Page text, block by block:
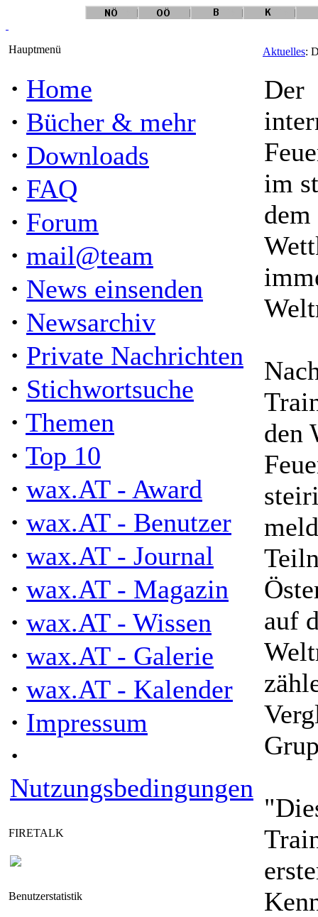
Hauptmenü
· Home
· Bücher & mehr
· Downloads
· FAQ
· Forum
· mail@team
· News einsenden
· Newsarchiv
· Private Nachrichten
· Stichwortsuche
· Themen
· Top 10
· wax.AT - Award
· wax.AT - Benutzer
· wax.AT - Journal
· wax.AT - Magazin
· wax.AT - Wissen
· wax.AT - Galerie
· wax.AT - Kalender
· Impressum
·
Nutzungsbedingungen
FIRETALK
Benutzerstatistik
Aktuelles:
Der
im
den
auf